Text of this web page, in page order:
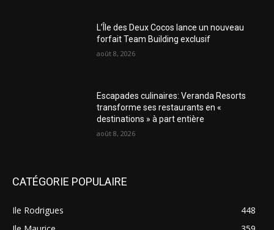
L’Île des Deux Cocos lance un nouveau
forfait Team Building exclusif
août 8, 2026
Escapades culinaires: Veranda Resorts
transforme ses restaurants en «
destinations » à part entière
août 8, 2026
CATÉGORIE POPULAIRE
Ile Rodrigues
448